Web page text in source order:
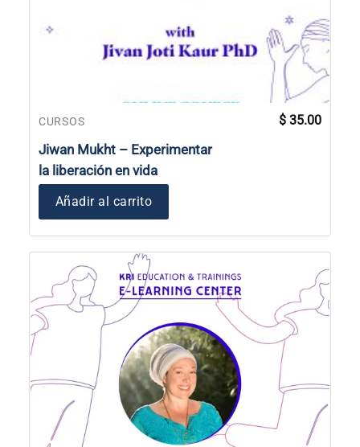
CURSOS
Jiwan Mukht – Experimentar
la liberación en vida
$ 35.00
Añadir al carrito